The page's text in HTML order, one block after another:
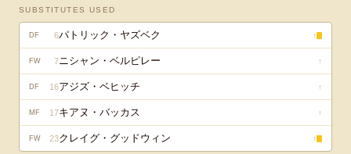
SUBSTITUTES USED
DF 6パトリック・ヤズベク ↑
FW 7ニシャン・ベルピレー ↑
DF 16アジズ・ベヒッチ ↑
MF 17キアヌ・バッカス ↑
FW 23クレイグ・グッドウィン ↑